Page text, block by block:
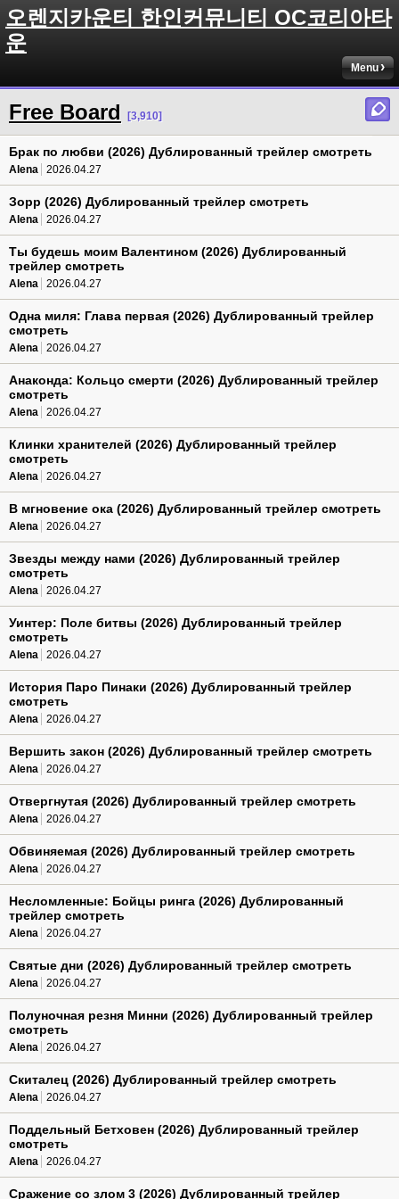
오렌지카운티 한인커뮤니티 OC코리아타
운
Menu
Free Board [3,910]
Брак по любви (2026) Дублированный трейлер смотреть
Alena 2026.04.27
Зорр (2026) Дублированный трейлер смотреть
Alena 2026.04.27
Ты будешь моим Валентином (2026) Дублированный
трейлер смотреть
Alena 2026.04.27
Одна миля: Глава первая (2026) Дублированный трейлер
смотреть
Alena 2026.04.27
Анаконда: Кольцо смерти (2026) Дублированный трейлер
смотреть
Alena 2026.04.27
Клинки хранителей (2026) Дублированный трейлер
смотреть
Alena 2026.04.27
В мгновение ока (2026) Дублированный трейлер смотреть
Alena 2026.04.27
Звезды между нами (2026) Дублированный трейлер
смотреть
Alena 2026.04.27
Уинтер: Поле битвы (2026) Дублированный трейлер
смотреть
Alena 2026.04.27
История Паро Пинаки (2026) Дублированный трейлер
смотреть
Alena 2026.04.27
Вершить закон (2026) Дублированный трейлер смотреть
Alena 2026.04.27
Отвергнутая (2026) Дублированный трейлер смотреть
Alena 2026.04.27
Обвиняемая (2026) Дублированный трейлер смотреть
Alena 2026.04.27
Несломленные: Бойцы ринга (2026) Дублированный
трейлер смотреть
Alena 2026.04.27
Святые дни (2026) Дублированный трейлер смотреть
Alena 2026.04.27
Полуночная резня Минни (2026) Дублированный трейлер
смотреть
Alena 2026.04.27
Скиталец (2026) Дублированный трейлер смотреть
Alena 2026.04.27
Поддельный Бетховен (2026) Дублированный трейлер
смотреть
Alena 2026.04.27
Сражение со злом 3 (2026) Дублированный трейлер